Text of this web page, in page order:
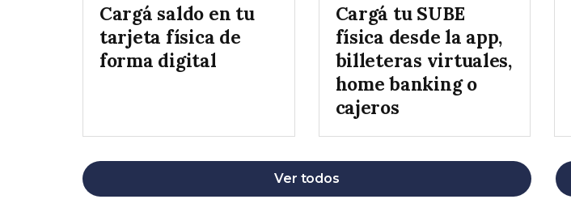
Cargá saldo en tu
tarjeta física de
forma digital
Cargá tu SUBE
física desde la app,
billeteras virtuales,
home banking o
cajeros
Ver todos